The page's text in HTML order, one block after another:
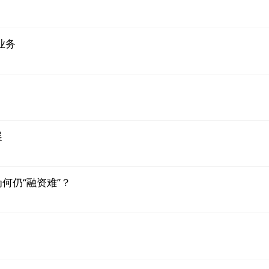
务
仍“融资难”？